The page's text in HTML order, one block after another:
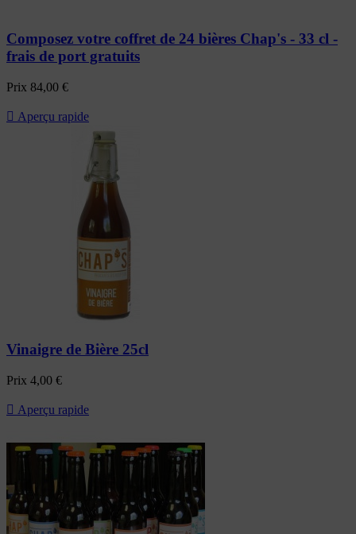
Composez votre coffret de 24 bières Chap's - 33 cl -
frais de port gratuits
Prix 84,00 €
 Aperçu rapide
Vinaigre de Bière 25cl
Prix 4,00 €
 Aperçu rapide